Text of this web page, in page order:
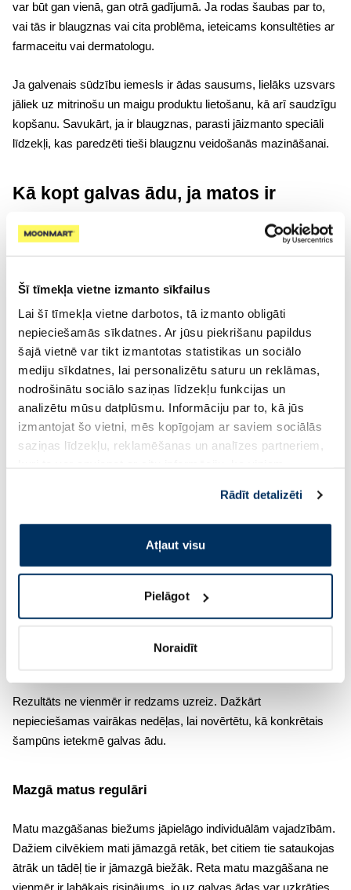
Šī tīmekļa vietne izmanto sīkfailus
Lai šī tīmekļa vietne darbotos, tā izmanto obligāti
nepieciešamās sīkdatnes. Ar jūsu piekrišanu papildus
šajā vietnē var tikt izmantotas statistikas un sociālo
mediju sīkdatnes, lai personalizētu saturu un reklāmas,
nodrošinātu sociālo saziņas līdzekļu funkcijas un
analizētu mūsu datplūsmu. Informāciju par to, kā jūs
izmantojat šo vietni, mēs kopīgojam ar saviem sociālās
saziņas līdzekļu, reklamēšanas un analīzes partneriem,
pakalpojumus. Ja piekrītat šo papildu sīkdatņu
izmantošanai, lūdzu, atzīmējiet savu izvēli:
Rādīt detalizēti
Atļaut visu
Pielāgot
Noraidīt
var būt gan vienā, gan otrā gadījumā. Ja rodas šaubas par to,
vai tās ir blaugznas vai cita problēma, ieteicams konsultēties ar
farmaceitu vai dermatologu.
Ja galvenais sūdzību iemesls ir ādas sausums, lielāks uzsvars
jāliek uz mitrinošu un maigu produktu lietošanu, kā arī saudzīgu
kopšanu. Savukārt, ja ir blaugznas, parasti jāizmanto speciāli
līdzekļi, kas paredzēti tieši blaugznu veidošanās mazināšanai.
Kā kopt galvas ādu, ja matos ir
blaugznas?
diskomfortu un blaugznu rašanos.
Izvēlies piemērotu šampūnu
Ja ir blaugznas, svarīgi izvēlēties galvas ādas vajadzībām
piemērotu šampūnu. Dažādi līdzekļi paredzēti atšķirīgām
situācijām, tāpēc universāla risinājuma nav.Pretblaugznu
šampūnibieži satur aktīvās vielas, kas palīdz uzturēt galvas
ādas līdzsvaru.
Aktīvās vielas, kas parasti ir pretblaugznu šampūna
piroktona olamīns – palīdz uzturēt galvas ādas mikrofloras
līdzsvaru;
cinka piritions – bieži sastopama sastāvdaļa pretblaugznu
Rezultāts ne vienmēr ir redzams uzreiz. Dažkārt
nepieciešamas vairākas nedēļas, lai novērtētu, kā konkrētais
šampūns ietekmē galvas ādu.
Mazgā matus regulāri
Matu mazgāšanas biežums jāpielāgo individuālām vajadzībām.
Dažiem cilvēkiem mati jāmazgā retāk, bet citiem tie sataukojas
ātrāk un tādēļ tie ir jāmazgā biežāk. Reta matu mazgāšana ne